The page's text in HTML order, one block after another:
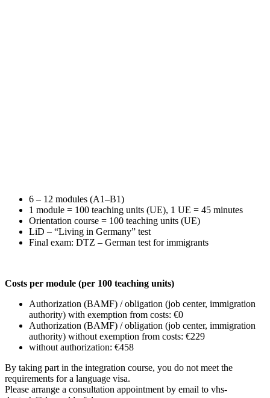
6 – 12 modules (A1–B1)
1 module = 100 teaching units (UE), 1 UE = 45 minutes
Orientation course = 100 teaching units (UE)
LiD – “Living in Germany” test
Final exam: DTZ – German test for immigrants
Costs per module (per 100 teaching units)
Authorization (BAMF) / obligation (job center, immigration
authority) with exemption from costs: €0
Authorization (BAMF) / obligation (job center, immigration
authority) without exemption from costs: €229
without authorization: €458
By taking part in the integration course, you do not meet the
requirements for a language visa.
Please arrange a consultation appointment by email to vhs-